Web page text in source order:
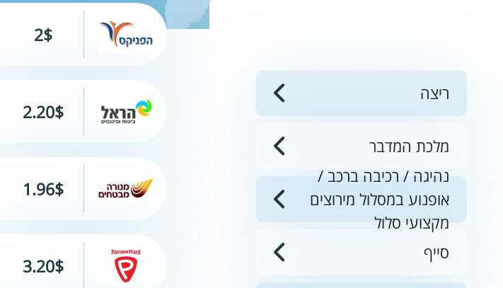
ריצה
מלכת המדבר
נהיגה / רכיבה ברכב /
אופנוע במסלול מירוצים
מקצועי סלול
סייף
2$
2.20$
1.96$
3.20$